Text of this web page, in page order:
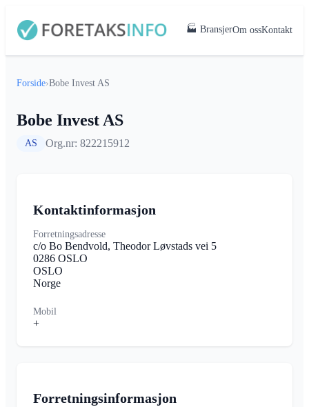
🏭 BransjerOm ossKontakt
Forside›Bobe Invest AS
Bobe Invest AS
AS Org.nr: 822215912
Kontaktinformasjon
Forretningsadresse
c/o Bo Bendvold, Theodor Løvstads vei 5
0286 OSLO
OSLO
Norge
Mobil
+
Forretningsinformasjon